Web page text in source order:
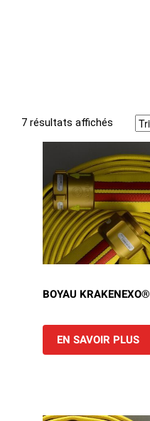
7 résultats affichés
BOYAU KRAKENEXO®
EN SAVOIR PLUS